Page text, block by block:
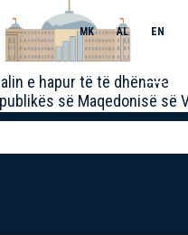
e hapur të të dhënave
së Maqedonisë së
MK AL EN
Toggle